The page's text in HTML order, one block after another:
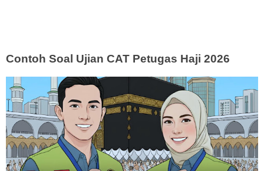
Contoh Soal Ujian CAT Petugas Haji 2026